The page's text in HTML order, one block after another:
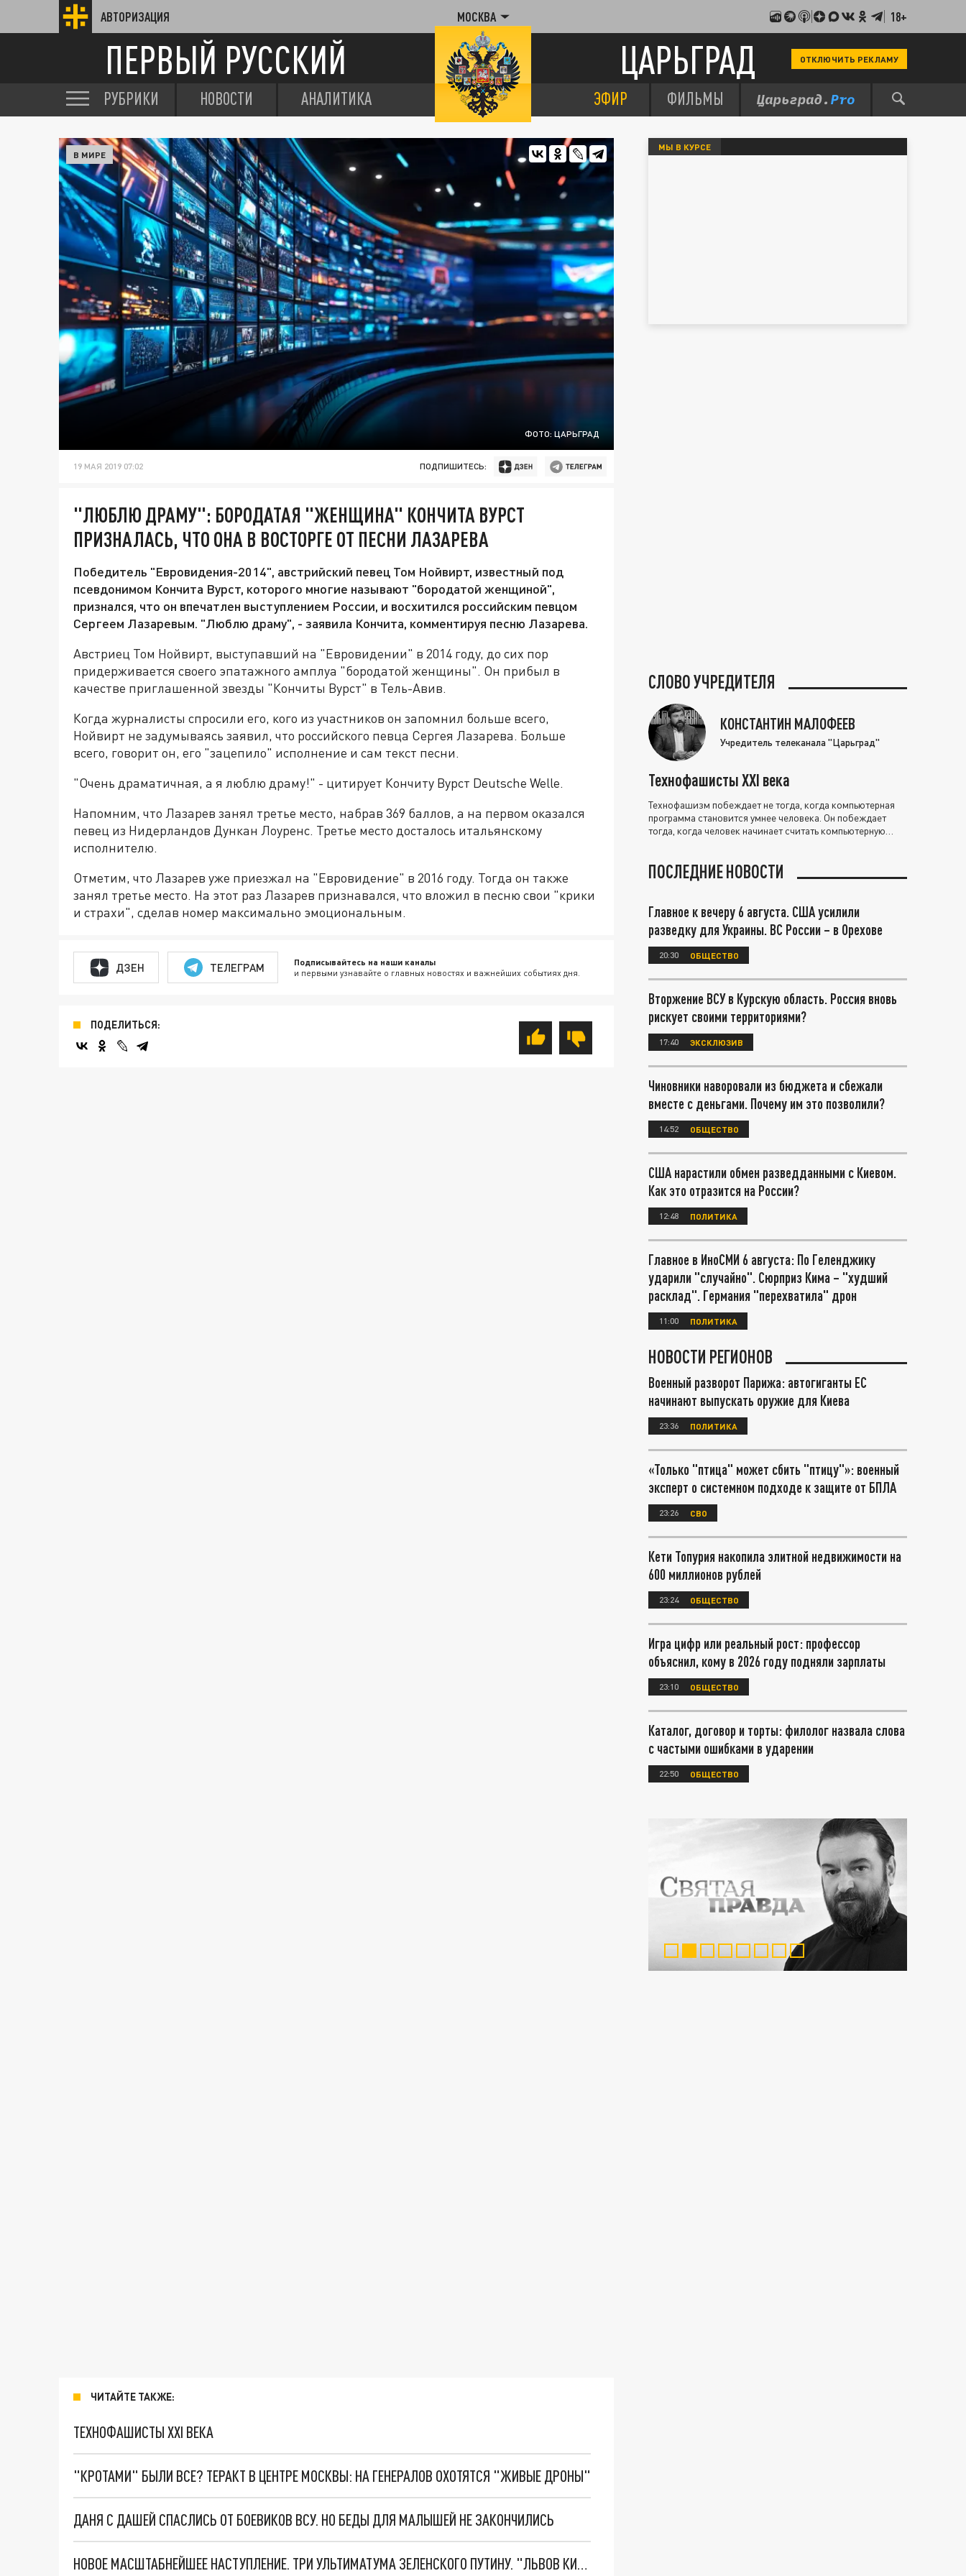
АВТОРИЗАЦИЯ МОСКВА 18+
ПЕРВЫЙ РУССКИЙ ЦАРЬГРАД ОТКЛЮЧИТЬ РЕКЛАМУ
РУБРИКИ НОВОСТИ АНАЛИТИКА ЭФИР ФИЛЬМЫ
ФОТО: ЦАРЬГРАД
В МИРЕ
19 МАЯ 2019 07:02 ПОДПИШИТЕСЬ:
"ЛЮБЛЮ ДРАМУ": БОРОДАТАЯ "ЖЕНЩИНА" КОНЧИТА ВУРСТ
ПРИЗНАЛАСЬ, ЧТО ОНА В ВОСТОРГЕ ОТ ПЕСНИ ЛАЗАРЕВА
Победитель "Евровидения-2014", австрийский певец Том Нойвирт, известный под
псевдонимом Кончита Вурст, которого многие называют "бородатой женщиной",
признался, что он впечатлен выступлением России, и восхитился российским певцом
Сергеем Лазаревым. "Люблю драму", - заявила Кончита, комментируя песню Лазарева.
Австриец Том Нойвирт, выступавший на "Евровидении" в 2014 году, до сих пор
придерживается своего эпатажного амплуа "бородатой женщины". Он прибыл в
качестве приглашенной звезды "Кончиты Вурст" в Тель-Авив.
Когда журналисты спросили его, кого из участников он запомнил больше всего,
Нойвирт не задумываясь заявил, что российского певца Сергея Лазарева. Больше
всего, говорит он, его "зацепило" исполнение и сам текст песни.
"Очень драматичная, а я люблю драму!" - цитирует Кончиту Вурст Deutsche Welle.
Напомним, что Лазарев занял третье место, набрав 369 баллов, а на первом оказался
певец из Нидерландов Дункан Лоуренс. Третье место досталось итальянскому
исполнителю.
Отметим, что Лазарев уже приезжал на "Евровидение" в 2016 году. Тогда он также
занял третье место. На этот раз Лазарев признавался, что вложил в песню свои "крики
и страхи", сделав номер максимально эмоциональным.
ДЗЕН ТЕЛЕГРАМ Подписывайтесь на наши каналы
и первыми узнавайте о главных новостях и важнейших событиях дня.
ПОДЕЛИТЬСЯ:
ЧИТАЙТЕ ТАКЖЕ:
ТЕХНОФАШИСТЫ XXI ВЕКА
"КРОТАМИ" БЫЛИ ВСЕ? ТЕРАКТ В ЦЕНТРЕ МОСКВЫ: НА ГЕНЕРАЛОВ ОХОТЯТСЯ "ЖИВЫЕ ДРОНЫ"
ДАНЯ С ДАШЕЙ СПАСЛИСЬ ОТ БОЕВИКОВ ВСУ. НО БЕДЫ ДЛЯ МАЛЫШЕЙ НЕ ЗАКОНЧИЛИСЬ
НОВОЕ МАСШТАБНЕЙШЕЕ НАСТУПЛЕНИЕ. ТРИ УЛЬТИМАТУМА ЗЕЛЕНСКОГО ПУТИНУ. "ЛЬВОВ КИМА" ПОСТАВЯТ НА ПВО? ГЛОБАЛЬНЫЙ ПРОРЫВ ПОД ЗАПОРОЖЬЕМ
МЫ В КУРСЕ
СЛОВО УЧРЕДИТЕЛЯ
КОНСТАНТИН МАЛОФЕЕВ
Учредитель телеканала "Царьград"
Технофашисты XXI века
Технофашизм побеждает не тогда, когда компьютерная
программа становится умнее человека. Он побеждает
тогда, когда человек начинает считать компьютерную
ПОСЛЕДНИЕ НОВОСТИ
Главное к вечеру 6 августа. США усилили
разведку для Украины. ВС России – в Орехове
20:30 ОБЩЕСТВО
Вторжение ВСУ в Курскую область. Россия вновь
рискует своими территориями?
17:40 ЭКСКЛЮЗИВ
Чиновники наворовали из бюджета и сбежали
вместе с деньгами. Почему им это позволили?
14:52 ОБЩЕСТВО
США нарастили обмен разведданными с Киевом.
Как это отразится на России?
12:48 ПОЛИТИКА
Главное в ИноСМИ 6 августа: По Геленджику
ударили "случайно". Сюрприз Кима – "худший
расклад". Германия "перехватила" дрон
11:00 ПОЛИТИКА
НОВОСТИ РЕГИОНОВ
Военный разворот Парижа: автогиганты ЕС
начинают выпускать оружие для Киева
23:36 ПОЛИТИКА
«Только "птица" может сбить "птицу"»: военный
эксперт о системном подходе к защите от БПЛА
23:26 СВО
Кети Топурия накопила элитной недвижимости на
600 миллионов рублей
23:24 ОБЩЕСТВО
Игра цифр или реальный рост: профессор
объяснил, кому в 2026 году подняли зарплаты
23:10 ОБЩЕСТВО
Каталог, договор и торты: филолог назвала слова
с частыми ошибками в ударении
22:50 ОБЩЕСТВО